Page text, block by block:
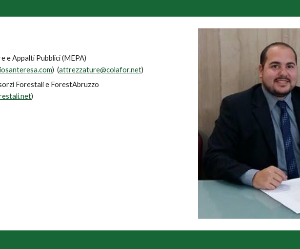
e Appalti Pubblici (MEPA)
) (attrezzature@colafor.net)
Forestali e ForestAbruzzo
)